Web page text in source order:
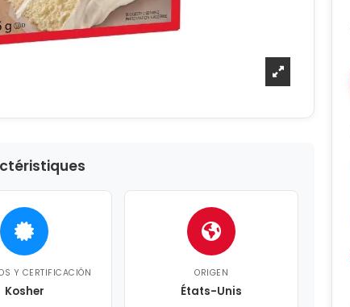
Y CERTIFICACIÓN
Kosher
ORIGEN
États-Unis